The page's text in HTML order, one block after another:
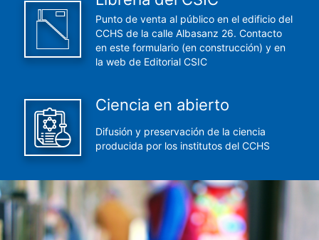
Punto de venta al público en el edificio del
CCHS de la calle Albasanz 26. Contacto
en este formulario (en construcción) y en
la web de Editorial CSIC
Ciencia en abierto
Difusión y preservación de la ciencia
producida por los institutos del CCHS